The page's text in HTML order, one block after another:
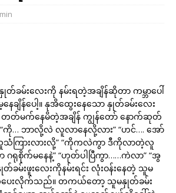
ခမ်းလေးကို နမ်းရတဲ့အချိန်ဆိုတာ ကမ္ဘာပေါ်
ချိန်ပေါ့။ နုအိထွေးနေသော နှုတ်ခမ်းလေး
မက်နေမိတဲ့အချိန် ကျွန်တော် နောက်ဆုတ်
… ဘာလို့လဲ လူလာနေလို့လား” “ဟင်…. အော်
ြားလားလို့” “ကိုကလဲကွာ ဒီကိုလာတဲ့လူ
စိုက်မနေနဲ့” “ဟုတ်ပါပြီကွာ……ကဲလာ” “အွ
ခမ်းဖူးလေးကိုနမ်းရင်း လုံးဝန်းနေတဲ့ သူမ
တ်ပေးလိုက်သည်။ တကယ်တော့ သူမနှုတ်ခမ်း